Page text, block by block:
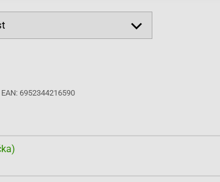
EAN: 6952344216590